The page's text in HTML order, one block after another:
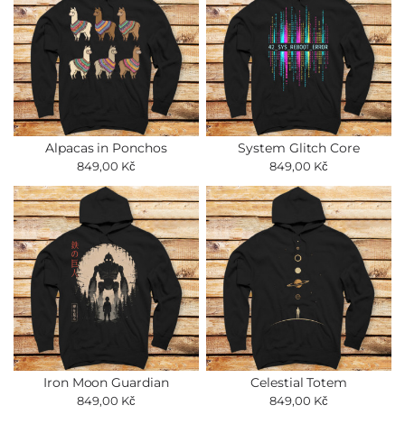
Alpacas in Ponchos
849,00 Kč
System Glitch Core
849,00 Kč
Iron Moon Guardian
849,00 Kč
Celestial Totem
849,00 Kč